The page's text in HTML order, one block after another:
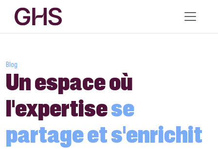
Blog
Un espace où
l’expertisese
partage et s’enrichit